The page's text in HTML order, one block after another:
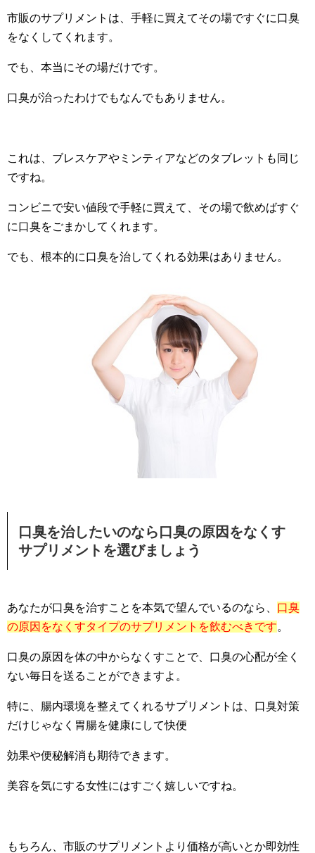
市販のサプリメントは、手軽に買えてその場ですぐに口臭
をなくしてくれます。
でも、本当にその場だけです。
口臭が治ったわけでもなんでもありません。
これは、ブレスケアやミンティアなどのタブレットも同じ
ですね。
コンビニで安い値段で手軽に買えて、その場で飲めばすぐ
に口臭をごまかしてくれます。
でも、根本的に口臭を治してくれる効果はありません。
口臭を治したいのなら口臭の原因をなくす
サプリメントを選びましょう
あなたが口臭を治すことを本気で望んでいるのなら、 口臭
の原因をなくすタイプのサプリメントを飲むべきです。
口臭の原因を体の中からなくすことで、口臭の心配が全く
ない毎日を送ることができますよ。
特に、腸内環境を整えてくれるサプリメントは、口臭対策
だけじゃなく胃腸を健康にして快便
効果や便秘解消も期待できます。
美容を気にする女性にはすごく嬉しいですね。
もちろん、市販のサプリメントより価格が高いとか即効性